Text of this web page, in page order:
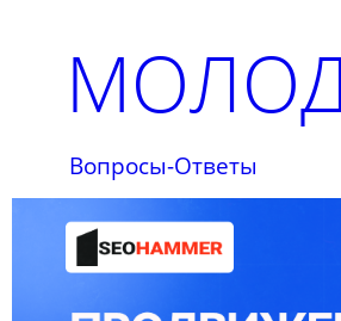
Вопросы-Ответы